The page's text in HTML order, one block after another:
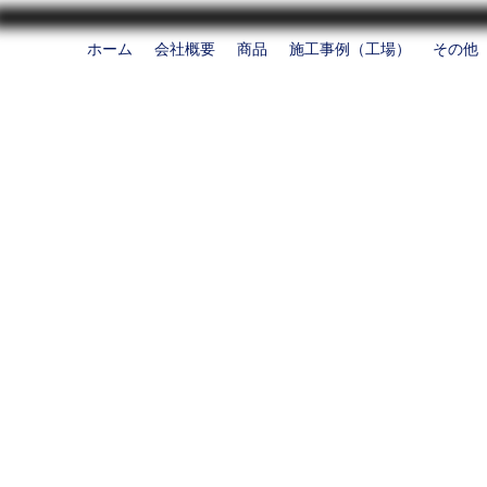
ホーム 会社概要 商品 施工事例（工場） その他